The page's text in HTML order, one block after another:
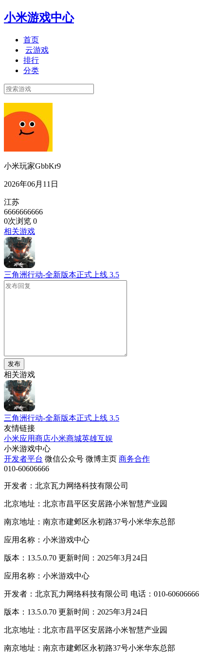
小米游戏中心
首页
云游戏
排行
分类
小米玩家GbbKr9
2026年06月11日
江苏
6666666666
0次浏览 0
相关游戏
三角洲行动-全新版本正式上线 3.5
发布
相关游戏
三角洲行动-全新版本正式上线 3.5
友情链接
小米应用商店小米商城英雄互娱
小米游戏中心
开发者平台 微信公众号 微博主页 商务合作
010-60606666
开发者：北京瓦力网络科技有限公司
北京地址：北京市昌平区安居路小米智慧产业园
南京地址：南京市建邺区永初路37号小米华东总部
应用名称：小米游戏中心
版本：13.5.0.70 更新时间：2025年3月24日
应用名称：小米游戏中心
开发者：北京瓦力网络科技有限公司 电话：010-60606666
版本：13.5.0.70 更新时间：2025年3月24日
北京地址：北京市昌平区安居路小米智慧产业园
南京地址：南京市建邺区永初路37号小米华东总部